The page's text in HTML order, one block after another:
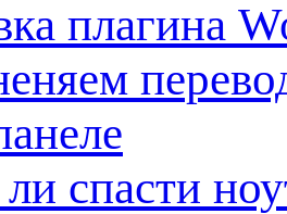
плагина
спасти